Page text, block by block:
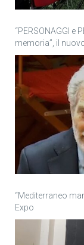
“PERSONAGGI e
memoria”, il
“Mediterraneo
Expo